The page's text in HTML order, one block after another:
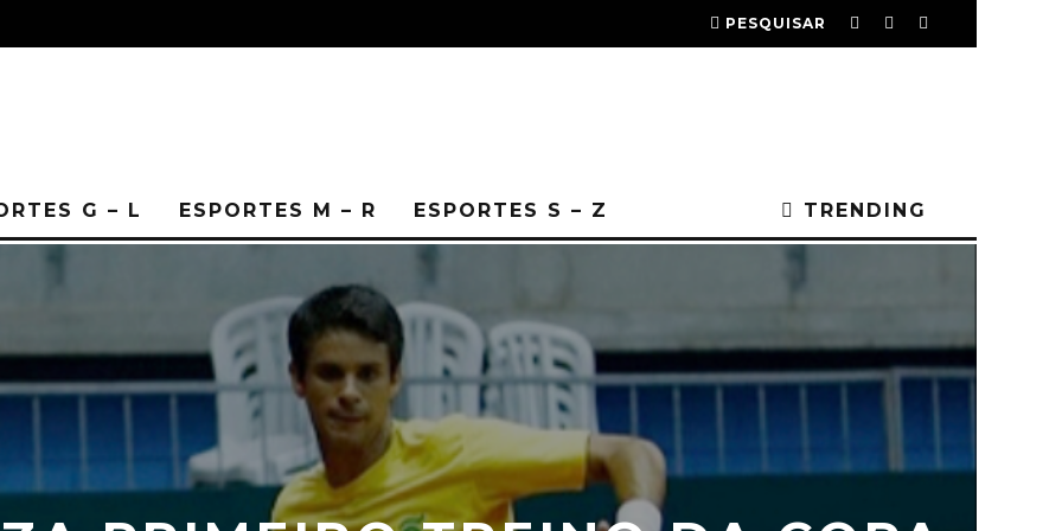
PESQUISAR
G – L ESPORTES M – R ESPORTES S – Z TRENDING